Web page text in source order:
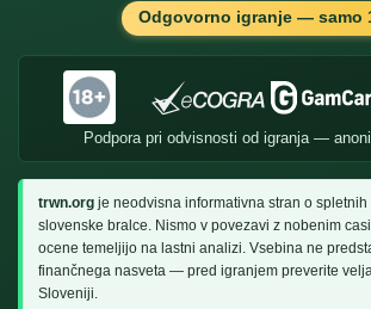
Odgovorno igranje — samo
Podpora pri odvisnosti od igranja —
trwn.orgje neodvisna informativna stran o spletnih
slovenske bralce. Nismo v povezavi z nobenim
ocene temeljijo na lastni analizi. Vsebina ne
finančnega nasveta — pred igranjem preverite
Sloveniji.